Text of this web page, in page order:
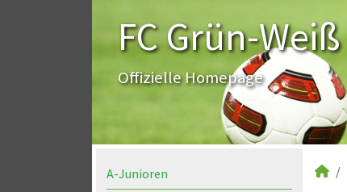
FC Grün-
Offizielle Homepage
A-Junioren